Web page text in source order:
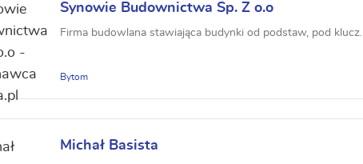
Synowie Budownictwa Sp. Z o.o
Firma budowlana stawiająca budynki od podstaw, pod klucz.
Bytom
Michał Basista